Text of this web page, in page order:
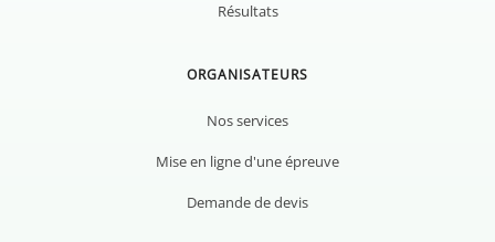
Résultats
ORGANISATEURS
Nos services
Mise en ligne d'une épreuve
Demande de devis